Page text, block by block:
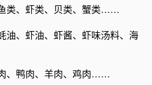
类、虾类、贝类、蟹类……
油、虾油、虾酱、虾味汤料、海
、鸭肉、羊肉、鸡肉……